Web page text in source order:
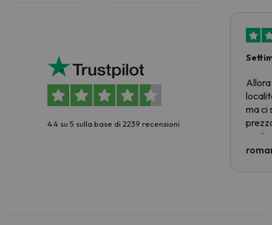
4.4 su 5 sulla base di 2239 recensioni
Allora
ma ci